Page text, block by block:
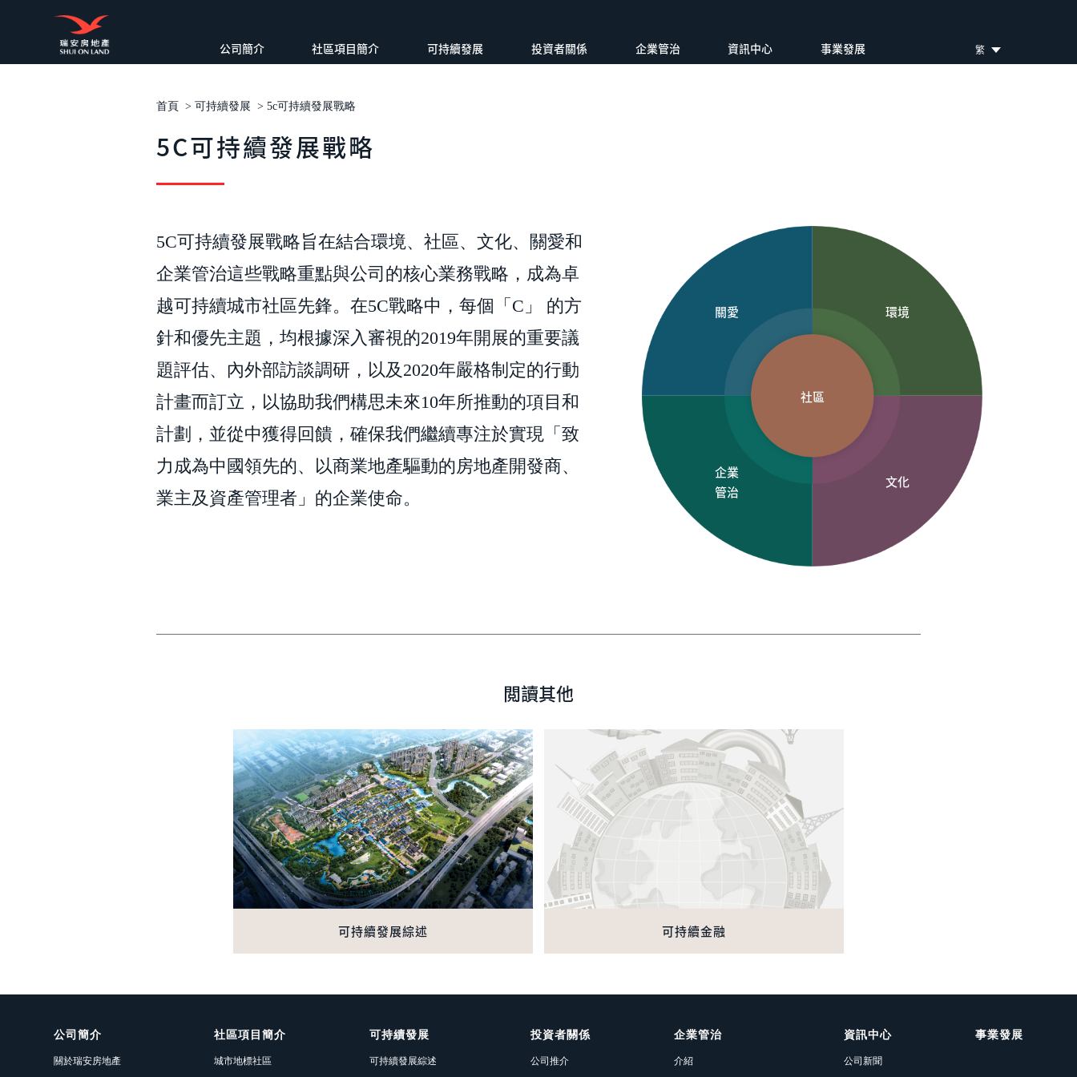
公司簡介 社區項目簡介 可持續發展 投資者關係 企業管治 資訊中心 事業發展 繁
首頁 > 可持續發展 > 5c可持續發展戰略
5C可持續發展戰略
5C可持續發展戰略旨在結合環境、社區、文化、關愛和
企業管治這些戰略重點與公司的核心業務戰略，成為卓
越可持續城市社區先鋒。在5C戰略中，每個「C」 的方
針和優先主題，均根據深入審視的2019年開展的重要議
題評估、內外部訪談調研，以及2020年嚴格制定的行動
計畫而訂立，以協助我們構思未來10年所推動的項目和
計劃，並從中獲得回饋，確保我們繼續專注於實現「致
力成為中國領先的、以商業地產驅動的房地產開發商、
業主及資產管理者」的企業使命。
關愛 環境
企業
管治
文化
社區
閲讀其他
可持續發展綜述 可持續金融
公司簡介
關於瑞安房地產
社區項目簡介
城市地標社區
可持續發展
可持續發展綜述
投資者關係
公司推介
企業管治
介紹
資訊中心
公司新聞
事業發展